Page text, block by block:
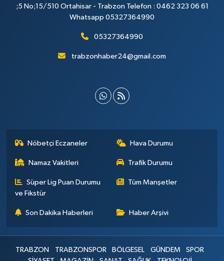
;5 No;15/510 Ortahisar - Trabzon Telefon : 0462 323 06 61
Whatsapp 05327364990
05327364990
trabzonhaber24@gmail.com
Nöbetçi Eczaneler Hava Durumu
Namaz Vakitleri Trafik Durumu
Süper Lig Puan Durumu
ve Fikstür
Tüm Manşetler
Son Dakika Haberleri Haber Arşivi
TRABZON TRABZONSPOR BÖLGESEL GÜNDEM
SPOR